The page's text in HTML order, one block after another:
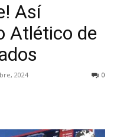
Así
Atlético de
2024 0